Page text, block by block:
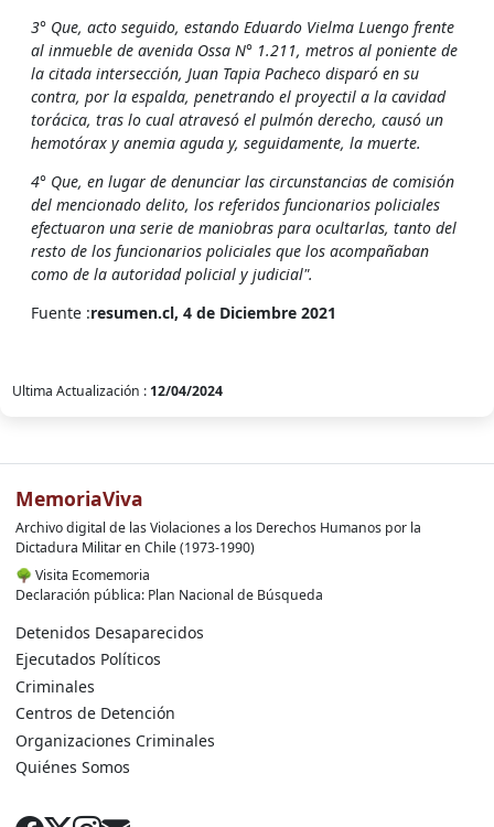
3° Que, acto seguido, estando Eduardo Vielma Luengo frente
al inmueble de avenida Ossa N° 1.211, metros al poniente de
la citada intersección, Juan Tapia Pacheco disparó en su
contra, por la espalda, penetrando el proyectil a la cavidad
torácica, tras lo cual atravesó el pulmón derecho, causó un
hemotórax y anemia aguda y, seguidamente, la muerte.
4° Que, en lugar de denunciar las circunstancias de comisión
del mencionado delito, los referidos funcionarios policiales
efectuaron una serie de maniobras para ocultarlas, tanto del
resto de los funcionarios policiales que los acompañaban
como de la autoridad policial y judicial".
Fuente :resumen.cl, 4 de Diciembre 2021
Ultima Actualización : 12/04/2024
MemoriaViva
Archivo digital de las Violaciones a los Derechos Humanos por la
Dictadura Militar en Chile (1973-1990)
🌳 Visita Ecomemoria
Declaración pública: Plan Nacional de Búsqueda
Detenidos Desaparecidos
Ejecutados Políticos
Criminales
Centros de Detención
Organizaciones Criminales
Quiénes Somos